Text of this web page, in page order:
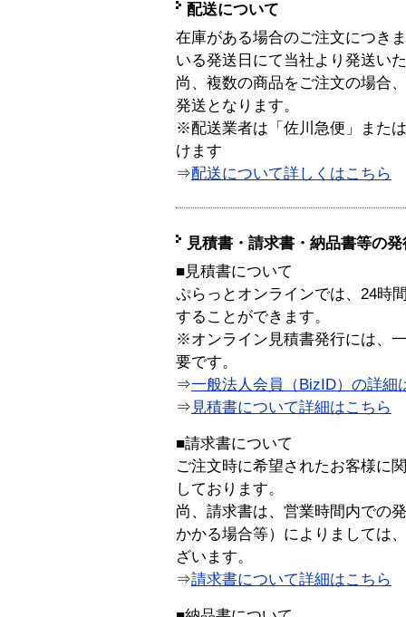
配送について
在庫がある場合のご注文につき
いる発送日にて当社より発送い
尚、複数の商品をご注文の場合
発送となります。
※配送業者は「佐川急便」また
けます
⇒配送について詳しくはこちら
見積書・請求書・納品書等の
■見積書について
ぷらっとオンラインでは、24時
することができます。
※オンライン見積書発行には、
要です。
⇒一般法人会員（BizID）の詳細
⇒ 見積書について詳細はこちら
■請求書について
ご注文時に希望されたお客様に
しております。
尚、請求書は、営業時間内での
かかる場合等）によりましては
ざいます。
⇒請求書について詳細はこちら